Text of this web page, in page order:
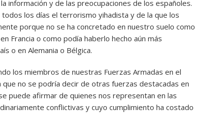
información y de las preocupaciones de los españoles.
los días el terrorismo yihadista y de la que los
porque no se ha concretado en nuestro suelo como
Francia o como podía haberlo hecho aún más
o en Alemania o Bélgica.
los miembros de nuestras Fuerzas Armadas en el
no se podría decir de otras fuerzas destacadas en
puede afirmar de quienes nos representan en las
conflictivas y cuyo cumplimiento ha costado